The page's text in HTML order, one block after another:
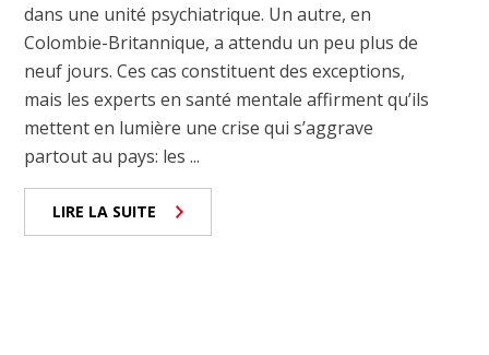
dans une unité psychiatrique. Un autre, en
Colombie-Britannique, a attendu un peu plus de
neuf jours. Ces cas constituent des exceptions,
mais les experts en santé mentale affirment qu’ils
mettent en lumière une crise qui s’aggrave
partout au pays: les ...
LIRE LA SUITE